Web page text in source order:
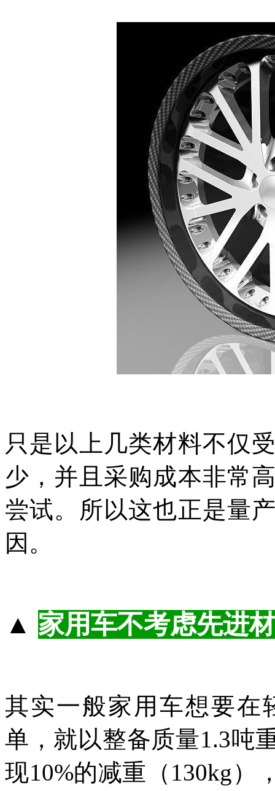
只是以上几类材料不仅
少，并且采购成本非常
尝试。所以这也正是量
因。
▲ 家用车不考虑先进
其实一般家用车想要在
单，就以整备质量1.3吨
现10%的减重（130kg）